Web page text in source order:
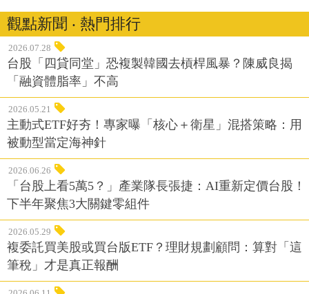
觀點新聞 ‧ 熱門排行
2026.07.28
台股「四貸同堂」恐複製韓國去槓桿風暴？陳威良揭
「融資體脂率」不高
2026.05.21
主動式ETF好夯！專家曝「核心＋衛星」混搭策略：用
被動型當定海神針
2026.06.26
「台股上看5萬5？」產業隊長張捷：AI重新定價台股！
下半年聚焦3大關鍵零組件
2026.05.29
複委託買美股或買台版ETF？理財規劃顧問：算對「這
筆稅」才是真正報酬